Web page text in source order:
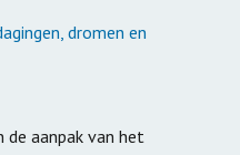
dromen en
de aanpak van het